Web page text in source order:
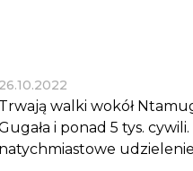
26.10.2022
Trwają walki wokół
i ponad 5 tys.
natychmiastowe